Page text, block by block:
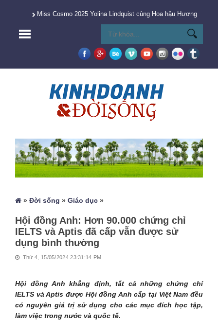
Miss Cosmo 2025 Yolina Lindquist cùng Hoa hậu Hương
»Đời sống »Giáo dục »
Hội đồng Anh: Hơn 90.000 chứng chỉ
IELTS và Aptis đã cấp vẫn được sử
dụng bình thường
Thứ 4, 15/05/2024 23:31:14 PM
Hội đồng Anh khẳng định, tất cả những chứng chỉ
IELTS và Aptis được Hội đồng Anh cấp tại Việt Nam đều
có nguyên giá trị sử dụng cho các mục đích học tập,
làm việc trong nước và quốc tế.